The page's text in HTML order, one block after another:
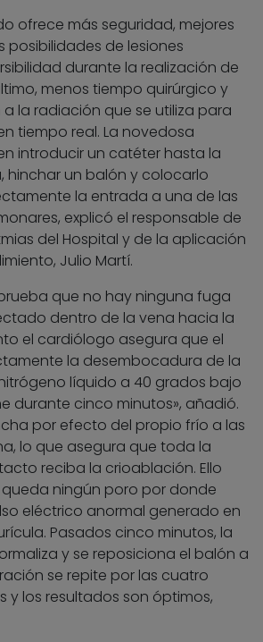
ofrece más seguridad, mejores
posibilidades de lesiones
durante la realización de
menos tiempo quirúrgico y
la radiación que se utiliza para
tiempo real. La novedosa
introducir un catéter hasta la
hinchar un balón y colocarlo
la entrada a una de las
explicó el responsable de
del Hospital y de la aplicación
Julio Martí.
que no hay ninguna fuga
dentro de la vena hacia la
el cardiólogo asegura que el
la desembocadura de la
líquido a 40 grados bajo
durante cinco minutos», añadió.
por efecto del propio frío a las
lo que asegura que toda la
reciba la crioablación. Ello
ningún poro por donde
eléctrico anormal generado en
Pasados cinco minutos, la
y se reposiciona el balón a
se repite por las cuatro
y los resultados son óptimos,